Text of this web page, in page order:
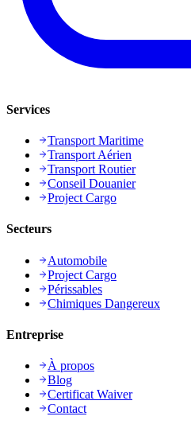
Services
Transport Maritime
Transport Aérien
Transport Routier
Conseil Douanier
Project Cargo
Secteurs
Automobile
Project Cargo
Périssables
Chimiques Dangereux
Entreprise
À propos
Blog
Certificat Waiver
Contact